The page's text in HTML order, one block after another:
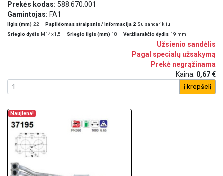
Prekės kodas: 588.670.001
Gamintojas: FA1
Ilgis (mm) 22 Papildomas straipsnis / informacija 2 Su sandarikliu
Sriegio dydis M14x1,5 Sriegio ilgis (mm) 18 Veržliarakčio dydis 19 mm
Užsienio sandėlis
Pagal specialų užsakymą
Prekė negrąžinama
Kaina: 0,67 €
į krepšelį
Naujiena!